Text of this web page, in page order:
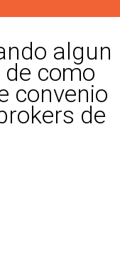
como
convenio
de